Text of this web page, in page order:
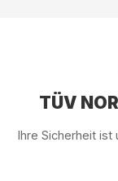
TÜV
Ihre Sicherheit ist